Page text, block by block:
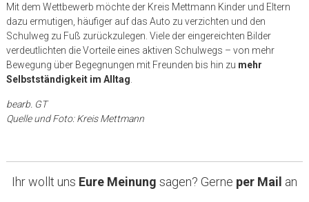
Mit dem Wettbewerb möchte der Kreis Mettmann Kinder und Eltern
dazu ermutigen, häufiger auf das Auto zu verzichten und den
Schulweg zu Fuß zurückzulegen. Viele der eingereichten Bilder
verdeutlichten die Vorteile eines aktiven Schulwegs – von mehr
Bewegung über Begegnungen mit Freunden bis hin zu mehr
Selbstständigkeit im Alltag
bearb. GT
Quelle und Foto: Kreis Mettmann
Ihr wollt uns Eure Meinung sagen? Gerne per Mail an